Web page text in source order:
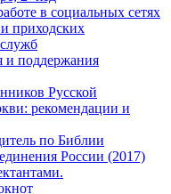
в социальных сетях
приходских
и поддержания
Русской
рекомендации и
по Библии
России (2017)